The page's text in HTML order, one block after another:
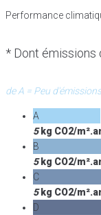
Performance
* Dont émissions
de A = Peu
A
5kg CO2/
B
5kg CO2/
C
5kg CO2/
D